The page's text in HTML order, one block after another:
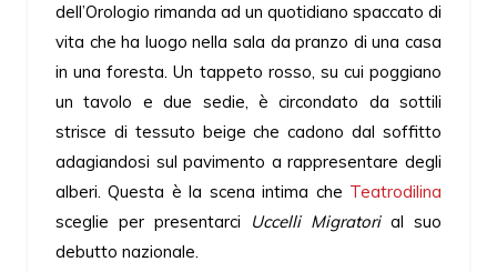
dell’Orologio rimanda ad un quotidiano spaccato di
vita che ha luogo nella sala da pranzo di una casa
in una foresta. Un tappeto rosso, su cui poggiano
un tavolo e due sedie, è circondato da sottili
strisce di tessuto beige che cadono dal soffitto
adagiandosi sul pavimento a rappresentare degli
alberi. Questa è la scena intima che Teatrodilina
sceglie per presentarci
Uccelli Migratori al suo
debutto nazionale.